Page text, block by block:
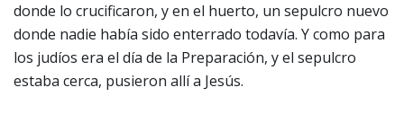
donde lo crucificaron, y en el huerto, un sepulcro nuevo
donde nadie había sido enterrado todavía. Y como para
los judíos era el día de la Preparación, y el sepulcro
estaba cerca, pusieron allí a Jesús.